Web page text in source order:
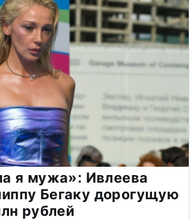
я мужа»: Ивлеева
Бегаку дорогущую
рублей